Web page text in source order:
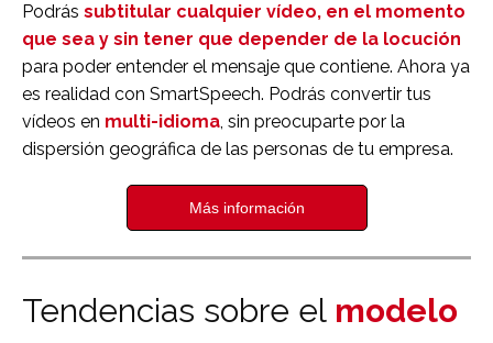
Podrás subtitular cualquier vídeo, en el momento
que sea y sin tener que depender de la locución
para poder entender el mensaje que contiene. Ahora ya
es realidad con SmartSpeech. Podrás convertir tus
vídeos en multi-idioma, sin preocuparte por la
dispersión geográfica de las personas de tu empresa.
Más información
Tendencias sobre el modelo